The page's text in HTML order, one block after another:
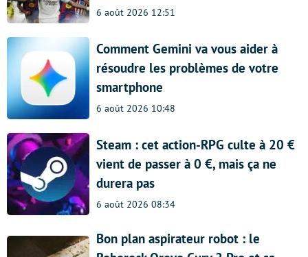
6 août 2026 12:51
Comment Gemini va vous aider à
résoudre les problèmes de votre
smartphone
6 août 2026 10:48
Steam : cet action-RPG culte à 20 €
vient de passer à 0 €, mais ça ne
durera pas
6 août 2026 08:34
Bon plan aspirateur robot : le